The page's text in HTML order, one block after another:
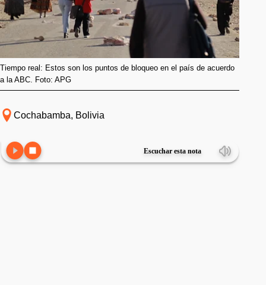
Tiempo real: Estos son los puntos de bloqueo en el país de acuerdo
a la ABC. Foto: APG
Cochabamba, Bolivia
Escuchar esta nota